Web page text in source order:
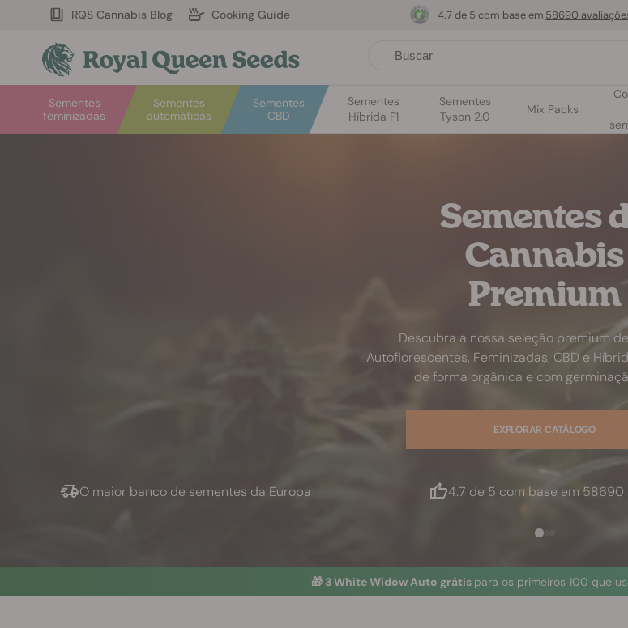
RQS Cannabis Blog Cooking Guide
Sementes
automáticas
Sementes
feminizadas
Sementes
CBD
Sementes
Híbrida F1
Sementes
Tyson 2.0
Mix Packs
4.7 de 5 com base em 58690
Welcome
Sementes
Cannabis
Premium
Descubra a nossa seleção premium
Autoflorescentes, Feminizadas, CBD e
de forma orgânica e com
EXPLORAR CATÁLOGO
O maior banco de sementes da Europa 4.7 de 5 com base em 58690
🎁 3 White Widow Auto grátis para os primeiros 100 que